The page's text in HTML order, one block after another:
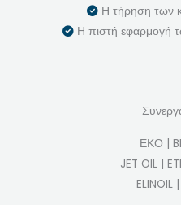
Η τήρηση των
Η πιστή εφαρμογή
ΕΚΟ |
JET OIL |
ELINOIL